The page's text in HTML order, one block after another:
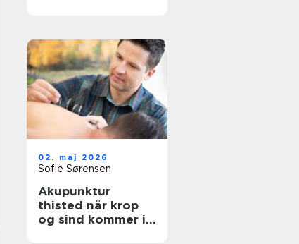
02. maj 2026
Sofie Sørensen
Akupunktur
thisted når krop
og sind kommer i